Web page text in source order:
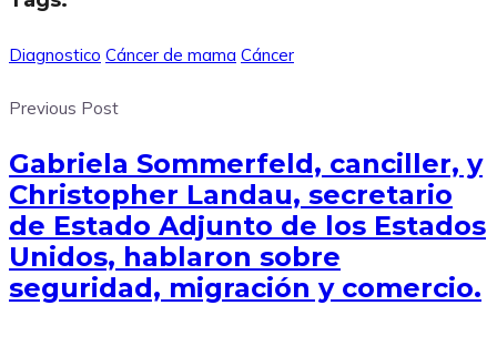
Diagnostico Cáncer de mama Cáncer
Previous Post
Gabriela Sommerfeld, canciller, y
Christopher Landau, secretario
de Estado Adjunto de los Estados
Unidos, hablaron sobre
seguridad, migración y comercio.